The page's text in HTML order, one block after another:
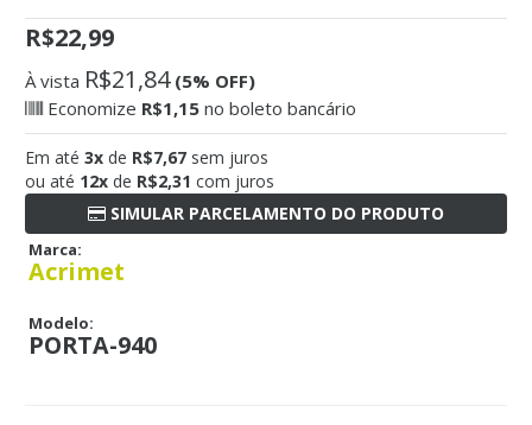
R$22,99
À vista R$21,84 (5% OFF)
Economize R$1,15 no boleto bancário
Em até 3x de R$7,67 sem juros
ou até 12x de R$2,31 com juros
SIMULAR PARCELAMENTO DO PRODUTO
Marca:
Acrimet
Modelo:
PORTA-940